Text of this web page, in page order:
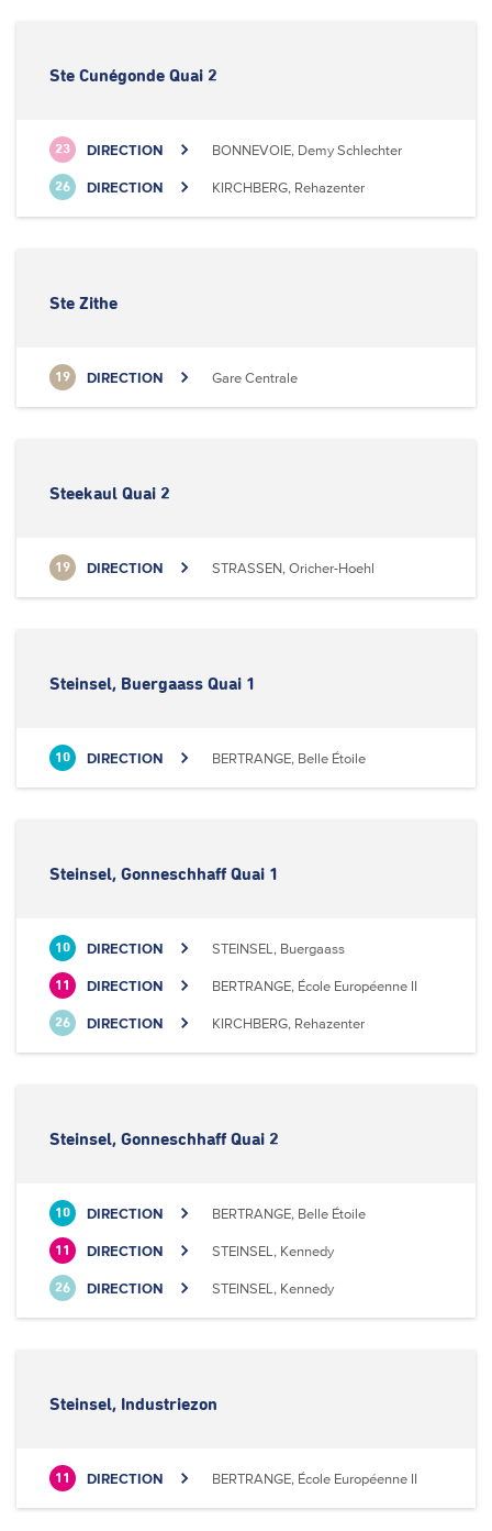
Ste Cunégonde Quai 2
23 DIRECTION BONNEVOIE, Demy Schlechter
26 DIRECTION KIRCHBERG, Rehazenter
Ste Zithe
19 DIRECTION Gare Centrale
Steekaul Quai 2
19 DIRECTION STRASSEN, Oricher-Hoehl
Steinsel, Buergaass Quai 1
10 DIRECTION BERTRANGE, Belle Étoile
Steinsel, Gonneschhaff Quai 1
10 DIRECTION STEINSEL, Buergaass
11 DIRECTION BERTRANGE, École Européenne II
26 DIRECTION KIRCHBERG, Rehazenter
Steinsel, Gonneschhaff Quai 2
10 DIRECTION BERTRANGE, Belle Étoile
11 DIRECTION STEINSEL, Kennedy
26 DIRECTION STEINSEL, Kennedy
Steinsel, Industriezon
11 DIRECTION BERTRANGE, École Européenne II